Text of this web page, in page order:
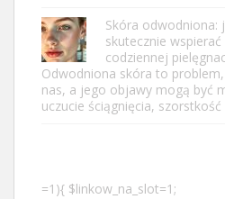
Skóra odwodniona:
skutecznie
codziennej
Odwodniona skóra to
nas, a jego objawy mogą być
uczucie ściągnięcia,
=1){ $linkow_na_slot=1;